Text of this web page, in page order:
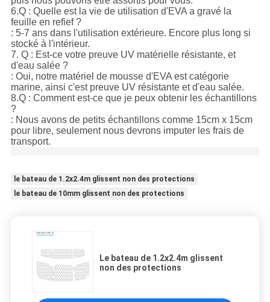
6.Q : Quelle est la vie de utilisation d'EVA a gravé la
feuille en refief ?
: 5-7 ans dans l'utilisation extérieure. Encore plus long si
stocké à l'intérieur.
7. Q : Est-ce votre preuve UV matérielle résistante, et
d'eau salée ?
: Oui, notre matériel de mousse d'EVA est catégorie
marine, ainsi c'est preuve UV résistante et d'eau salée.
8.Q : Comment est-ce que je peux obtenir les échantillons
?
: Nous avons de petits échantillons comme 15cm x 15cm
pour libre, seulement nous devrons imputer les frais de
transport.
le bateau de 1.2x2.4m glissent non des protections
le bateau de 10mm glissent non des protections
Le bateau de 1.2x2.4m glissent
non des protections